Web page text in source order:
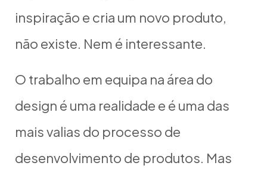
inspiração e cria um novo produto,
não existe. Nem é interessante.
O trabalho em equipa na área do
design é uma realidade e é uma das
mais valias do processo de
desenvolvimento de produtos. Mas